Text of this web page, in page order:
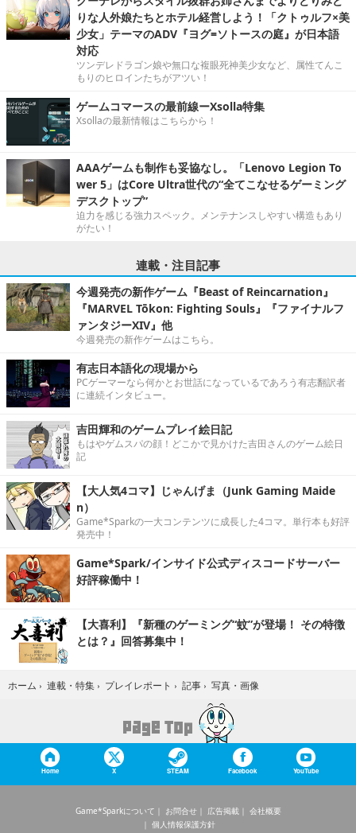
りな人外娘たちとホテル経営しよう！「クトゥルフ×美
少女」テーマのADV『ヨグ=ソトースの庭』が日本語
対応
ツンデレドラゴン娘や無口な複眼死神美少女など、属性てんこ
もりのヒロインたちがアツい！
ゲームコマースの最前線ーXsolla特集
Xsollaの最新情報はこちらから！
AAAゲームも制作も妥協なし。「Lenovo Legion To
wer 5」はCore Ultra世代の“全てこなせるゲーミング
デスクトップ”
迫力を感じる強力スペック。メンテナンスしやすい構造もあり
がたい！
連載・注目記事
今週発売の新作ゲーム『Beast of Reincarnation』
『MARVEL Tōkon: Fighting Souls』『ファイナルフ
ァンタジーXIV』他
今週発売の新作ゲームはこちら。
有志日本語化の現場から
PCゲーマーなら何かとお世話になっているであろう有志翻訳者
に連続インタビュー。
吉田輝和のゲームプレイ絵日記
もはやゲムスパの顔！どこかで見かけた吉田さんのゲーム絵日
記
【大人気4コマ】じゃんげま（Junk Gaming Maide
n）
Game*Sparkの一大コンテンツに成長した4コマ。単行本も好評
発売中！
Game*Spark/インサイド公式ディスコードサーバー
好評稼働中！
【大喜利】『新種のゲーミング“蚊”が登場！ その特徴
とは？』回答募集中！
ホーム › 連載・特集 › プレイレポート › 記事 › 写真・画像
Home X STEAM Facebook YouTube
Game*Sparkについて お問合せ 広告掲載
会社概要
個人情報保護方針